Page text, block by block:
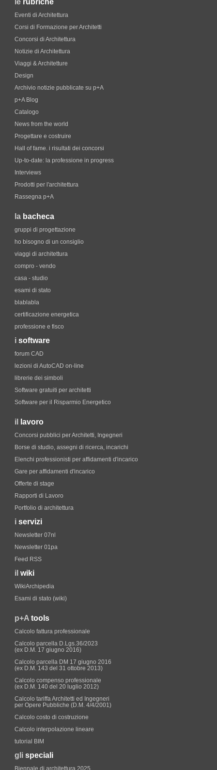
Eventi di Architettura
Corsi di Formazione per Architetti
Concorsi di Architettura
Notizie di Architettura
Viaggi & Architetture
Design
Archivio notizie pubblicate su p+A
p+A Blog
Catalogo
News from the world
Progettare e costruire
Hall of fame. i risultati dei concorsi
Up-to-date: la professione in progress
Interviews
Prodotti per l'architettura
Rassegna p+A
la bacheca
gruppi di progettazione
ho bisogno di un consiglio
viaggi di architettura
compro - vendo
casa - studio
esami di stato
blablabla
certificazione energetica
professione e fisco
i software
forum CAD
lezioni di AutoCAD on-line
librerie dei simboli
Software gratuiti per architetti
Software per il Risparmio Energetico
il lavoro
Concorsi pubblici per Architetti, Ingegneri
Borse di studio, assegni di ricerca, incarichi
Elenchi professionisti per affidamenti d'incarico
Gare per affidamenti d'incarico
Offerte di stage
Rapporti di Lavoro
Portfolio di architettura
i servizi
Newsletter 07nl
Newsletter 01pa
Feed RSS
il wiki
WikiArchipedia
Esami di stato (wiki)
p+A tools
Calcolo fattura professionale
Calcolo parcella D.Lgs.36/2023
(ex D.M. 17 giugno 2016)
Calcolo parcella DM 17 giugno 2016
(ex D.M. 143 del 31 ottobre 2013)
Calcolo compenso professionale
(ex D.M. 140 del 20 luglio 2012)
Calcolo tariffa Architetti ed Ingegneri
per Opere Pubbliche (D.M. 4/4/2001)
Calcolo costo di costruzione
Calcolo interpolazione lineare
tutorial BIM
gli speciali
Biennale di architettura 2025